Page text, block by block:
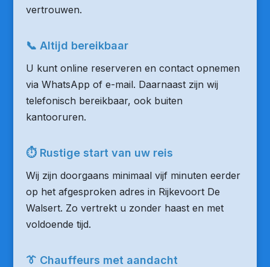
vertrouwen.
📞 Altijd bereikbaar
U kunt online reserveren en contact opnemen
via WhatsApp of e-mail. Daarnaast zijn wij
telefonisch bereikbaar, ook buiten
kantooruren.
⏱ Rustige start van uw reis
Wij zijn doorgaans minimaal vijf minuten eerder
op het afgesproken adres in Rijkevoort De
Walsert. Zo vertrekt u zonder haast en met
voldoende tijd.
👔 Chauffeurs met aandacht